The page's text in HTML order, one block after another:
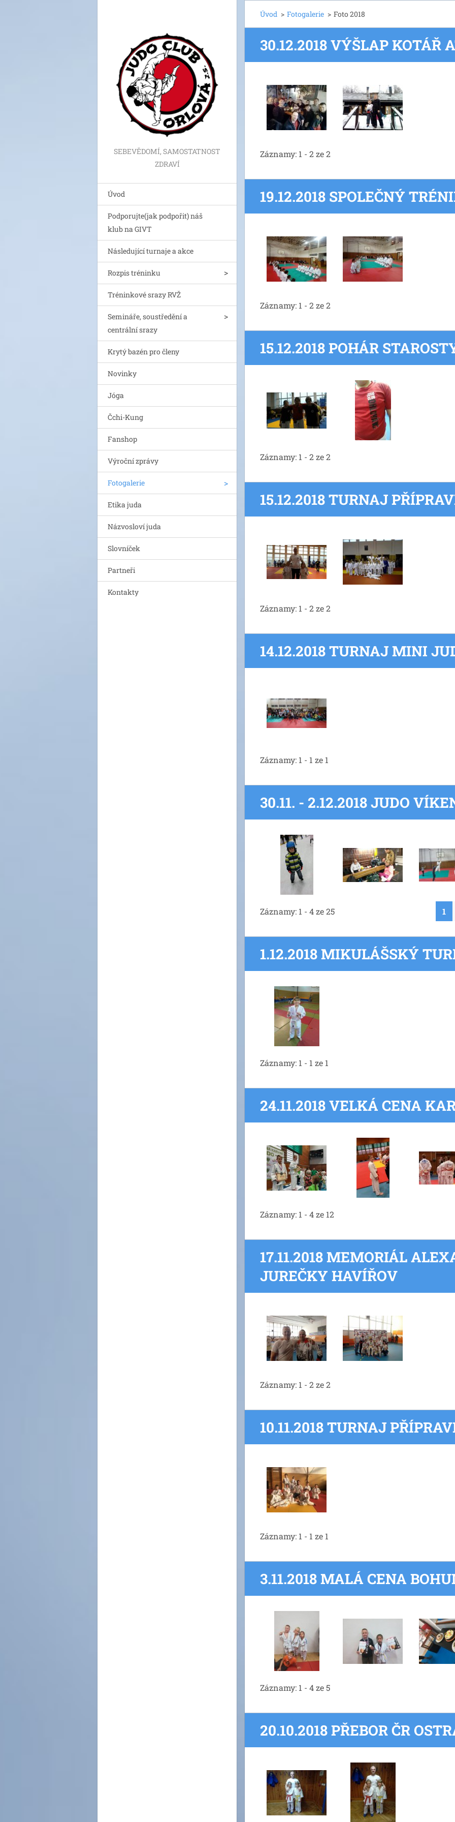
SEBEVĚDOMÍ, SAMOSTATNOST
ZDRAVÍ
Úvod
Podporujte(jak podpořit) náš
klub na GIVT
Následující turnaje a akce
Rozpis tréninku
Tréninkové srazy RVŽ
Semináře, soustředění a
centrální srazy
Krytý bazén pro členy
Novinky
Jóga
Čchi-Kung
Fanshop
Výroční zprávy
Fotogalerie
Etika juda
Názvosloví juda
Slovníček
Partneři
Kontakty
Úvod > Fotogalerie > Foto 2018
30.12.2018 VÝŠLAP KOTÁŘ
Záznamy: 1 - 2 ze 2
19.12.2018 SPOLEČNÝ
Záznamy: 1 - 2 ze 2
15.12.2018 POHÁR
Záznamy: 1 - 2 ze 2
15.12.2018 TURNAJ
Záznamy: 1 - 2 ze 2
14.12.2018 TURNAJ MINI
Záznamy: 1 - 1 ze 1
30.11. - 2.12.2018 JUDO
Záznamy: 1 - 4 ze 25 1
1.12.2018 MIKULÁŠSKÝ
Záznamy: 1 - 1 ze 1
24.11.2018 VELKÁ CENA
Záznamy: 1 - 4 ze 12
17.11.2018 MEMORIÁL
JUREČKY HAVÍŘOV
Záznamy: 1 - 2 ze 2
10.11.2018 TURNAJ
Záznamy: 1 - 1 ze 1
3.11.2018 MALÁ CENA
Záznamy: 1 - 4 ze 5
20.10.2018 PŘEBOR ČR